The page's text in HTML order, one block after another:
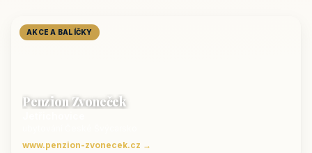
AKCE A BALÍČKY
Penzion Zvoneček
www.penzion-zvonecek.cz →